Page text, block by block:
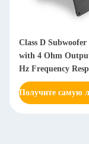
Class D
with 4 Ohm
Hz Frequency
Power Supply
Получите самую